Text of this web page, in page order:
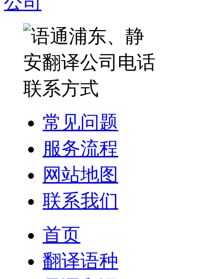
常见问题
服务流程
网站地图
联系我们
首页
翻译语种